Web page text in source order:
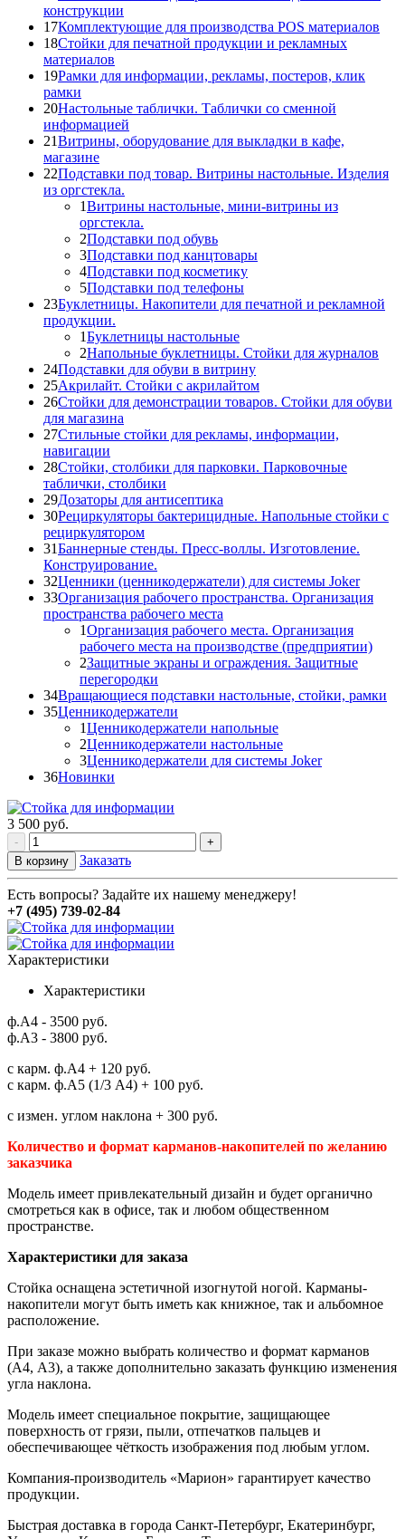
конструкции
17Комплектующие для производства POS материалов
18Стойки для печатной продукции и рекламных
материалов
19Рамки для информации, рекламы, постеров, клик
рамки
20Настольные таблички. Таблички со сменной
информацией
21Витрины, оборудование для выкладки в кафе,
магазине
22Подставки под товар. Витрины настольные. Изделия
из оргстекла.
1Витрины настольные, мини-витрины из
оргстекла.
2Подставки под обувь
3Подставки под канцтовары
4Подставки под косметику
5Подставки под телефоны
23Буклетницы. Накопители для печатной и рекламной
продукции.
1Буклетницы настольные
2Напольные буклетницы. Стойки для журналов
24Подставки для обуви в витрину
25Акрилайт. Стойки с акрилайтом
26Стойки для демонстрации товаров. Стойки для обуви
для магазина
27Стильные стойки для рекламы, информации,
навигации
28Стойки, столбики для парковки. Парковочные
таблички, столбики
29Дозаторы для антисептика
30Рециркуляторы бактерицидные. Напольные стойки с
рециркулятором
31Баннерные стенды. Пресс-воллы. Изготовление.
Конструирование.
32Ценники (ценникодержатели) для системы Joker
33Организация рабочего пространства. Организация
пространства рабочего места
1Организация рабочего места. Организация
рабочего места на производстве (предприятии)
2Защитные экраны и ограждения. Защитные
перегородки
34Вращающиеся подставки настольные, стойки, рамки
35Ценникодержатели
1Ценникодержатели напольные
2Ценникодержатели настольные
3Ценникодержатели для системы Joker
36Новинки
3 500 руб.
-
+
В корзину
Заказать
Есть вопросы? Задайте их нашему менеджеру!
+7 (495) 739-02-84
Характеристики
Характеристики
ф.А4 - 3500 руб.
ф.А3 - 3800 руб.
с карм. ф.А4 + 120 руб.
с карм. ф.А5 (1/3 А4) + 100 руб.
с измен. углом наклона + 300 руб.
Количество и формат карманов-накопителей по желанию
заказчика
Модель имеет привлекательный дизайн и будет органично
смотреться как в офисе, так и любом общественном
пространстве.
Характеристики для заказа
Стойка оснащена эстетичной изогнутой ногой. Карманы-
накопители могут быть иметь как книжное, так и альбомное
расположение.
При заказе можно выбрать количество и формат карманов
(А4, А3), а также дополнительно заказать функцию изменения
угла наклона.
Модель имеет специальное покрытие, защищающее
поверхность от грязи, пыли, отпечатков пальцев и
обеспечивающее чёткость изображения под любым углом.
Компания-производитель «Марион» гарантирует качество
продукции.
Быстрая доставка в города Санкт-Петербург, Екатеринбург,